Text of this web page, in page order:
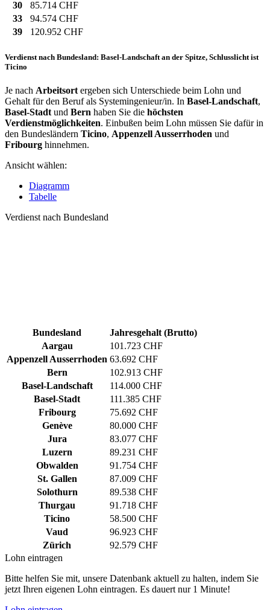
30
85.714 CHF
33
94.574 CHF
39
120.952 CHF
Verdienst nach Bundesland: Basel-Landschaft an der Spitze, Schlusslicht ist
Ticino
Je nach Arbeitsort ergeben sich Unterschiede beim Lohn und
Gehalt für den Beruf als Systemingenieur/in. In Basel-Landschaft,
Basel-Stadt und Bern haben Sie die höchsten
Verdienstmöglichkeiten. Einbußen beim Lohn müssen Sie dafür in
den Bundesländern Ticino, Appenzell Ausserrhoden und
Fribourg hinnehmen.
Ansicht wählen:
Diagramm
Tabelle
Verdienst nach Bundesland
Bundesland
Jahresgehalt (Brutto)
Aargau
101.723 CHF
Appenzell Ausserrhoden 63.692 CHF
Bern
102.913 CHF
Basel-Landschaft
114.000 CHF
Basel-Stadt
111.385 CHF
Fribourg
75.692 CHF
Genève
80.000 CHF
Jura
83.077 CHF
Luzern
89.231 CHF
Obwalden
91.754 CHF
St. Gallen
87.009 CHF
Solothurn
89.538 CHF
Thurgau
91.718 CHF
Ticino
58.500 CHF
Vaud
96.923 CHF
Zürich
92.579 CHF
Lohn eintragen
Bitte helfen Sie mit, unsere Datenbank aktuell zu halten, indem Sie
jetzt Ihren eigenen Lohn eintragen. Es dauert nur 1 Minute!